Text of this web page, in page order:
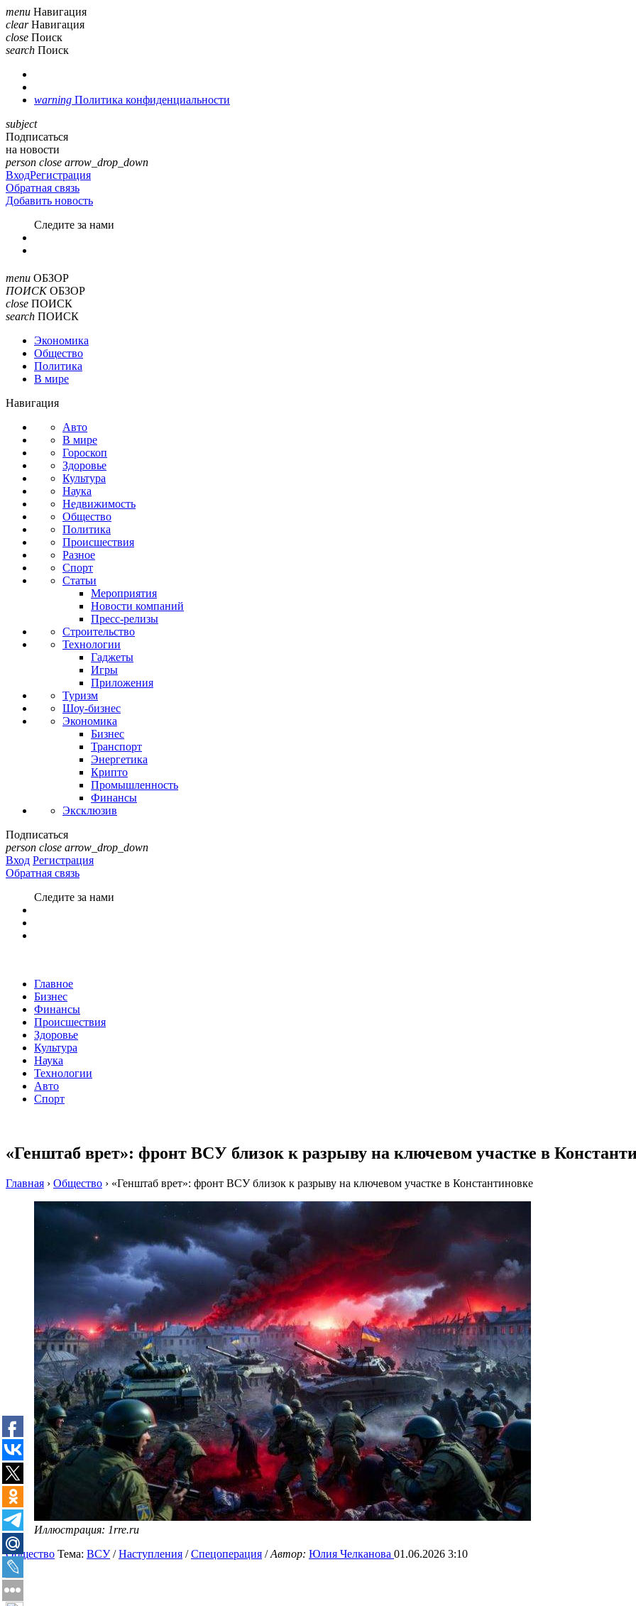
menu Навигация
clear Навигация
close Поиск
search Поиск
warning Политика конфиденциальности
subject
Подписаться
на новости
person close arrow_drop_down
ВходРегистрация
Обратная связь
Добавить новость
Cледите за нами
menu ОБЗОР
ПОИСК ОБЗОР
close ПОИСК
search ПОИСК
Экономика
Общество
Политика
В мире
Навигация
Авто
В мире
Гороскоп
Здоровье
Культура
Наука
Недвижимость
Общество
Политика
Происшествия
Разное
Спорт
Статьи
Мероприятия
Новости компаний
Пресс-релизы
Строительство
Технологии
Гаджеты
Игры
Приложения
Туризм
Шоу-бизнес
Экономика
Бизнес
Транспорт
Энергетика
Крипто
Промышленность
Финансы
Эксклюзив
Подписаться
person close arrow_drop_down
Вход Регистрация
Обратная связь
Следите за нами
Главное
Бизнес
Финансы
Происшествия
Здоровье
Культура
Наука
Технологии
Авто
Спорт
«Генштаб врет»: фронт ВСУ близок к разрыву на ключевом участке в
Главная › Общество › «Генштаб врет»: фронт ВСУ близок к разрыву на ключевом участке в Константиновке
Иллюстрация: 1rre.ru
Общество Тема: ВСУ/Наступления /Спецоперация /Автор: Юлия Челканова 01.06.2026 3:10